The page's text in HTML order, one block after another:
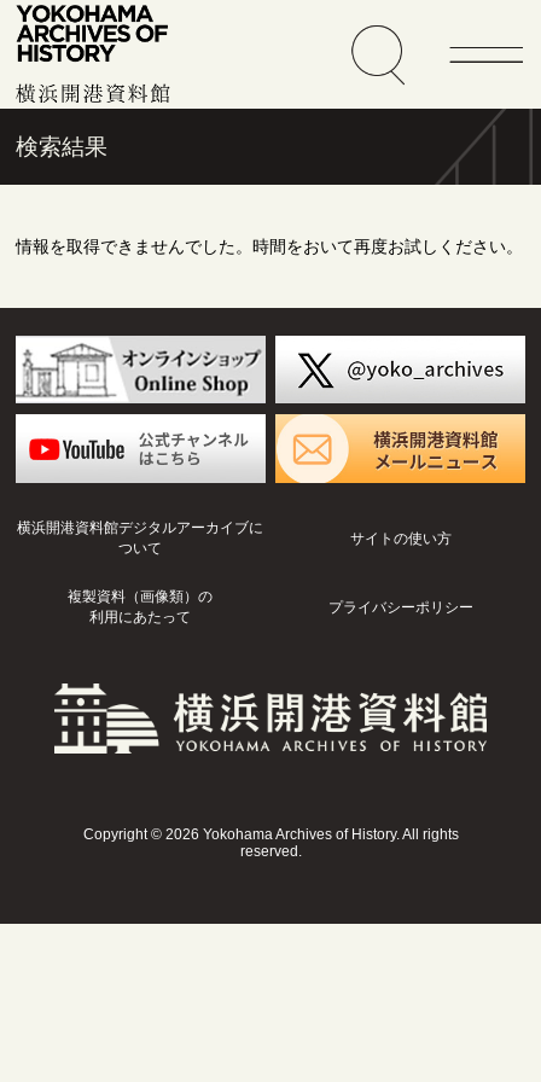
検索結果
情報を取得できませんでした。時間をおいて再度お試しください。
横浜開港資料館デジタルアーカイブに
ついて
サイトの使い方
複製資料（画像類）の
利用にあたって
プライバシーポリシー
Copyright © 2026 Yokohama Archives of History. All rights
reserved.